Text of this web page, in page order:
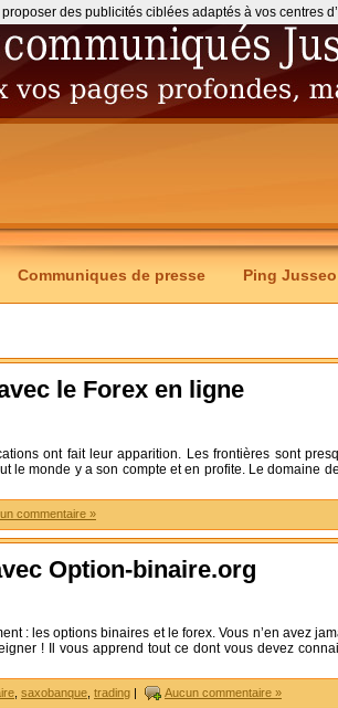
Communiques de presse Ping Jusseo
le Forex en ligne
ont fait leur apparition. Les frontières sont
le monde y a son compte et en profite. Le domaine
commentaire »
Option-binaire.org
: les options binaires et le forex. Vous n’en avez
! Il vous apprend tout ce dont vous devez
saxobanque trading Aucun commentaire »
des publicités ciblées adaptés à vos centres